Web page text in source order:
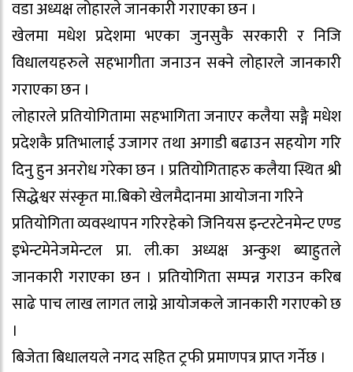
वडा अध्यक्ष लोहारले जानकारी गराएका छन ।
खेलमा मधेश प्रदेशमा भएका जुनसुकै सरकारी र निजि
विधालयहरुले सहभागीता जनाउन सक्ने लोहारले जानकारी
गराएका छन ।
लोहारले प्रतियोगितामा सहभागिता जनाएर कलैया सङ्गै मधेश
प्रदेशकै प्रतिभालाई उजागर तथा अगाडी बढाउन सहयोग गरि
दिनु हुन अनरोध गरेका छन । प्रतियोगिताहरु कलैया स्थित श्री
सिद्धेश्वर संस्कृत मा.बिको खेलमैदानमा आयोजना गरिने
प्रतियोगिता व्यवस्थापन गरिरहेको जिनियस इन्टरटेनमेन्ट एण्ड
इभेन्टमेनेजमेन्टल प्रा. ली.का अध्यक्ष अन्कुश ब्याहुतले
जानकारी गराएका छन । प्रतियोगिता सम्पन्न गराउन करिब
साढे पाच लाख लागत लाग्ने आयोजकले जानकारी गराएको छ
।
बिजेता बिधालयले नगद सहित ट्रफी प्रमाणपत्र प्राप्त गर्नेछ ।